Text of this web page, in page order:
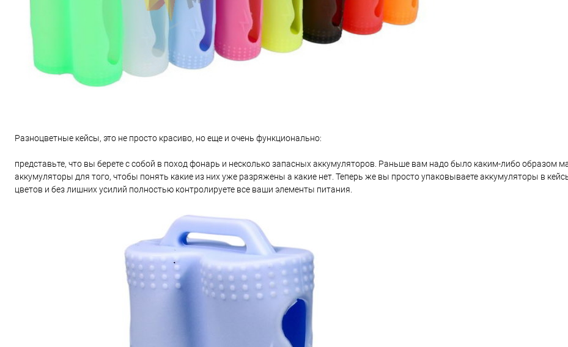
Разноцветные кейсы, это не просто красиво, но еще и очень функционально:
представьте, что вы берете с собой в поход фонарь и несколько запасных аккумуляторов. Раньше вам надо было каким-либо образом
аккумуляторы для того, чтобы понять какие из них уже разряжены а какие нет. Теперь же вы просто упаковываете аккумуляторы в
цветов и без лишних усилий полностью контролируете все ваши элементы питания.